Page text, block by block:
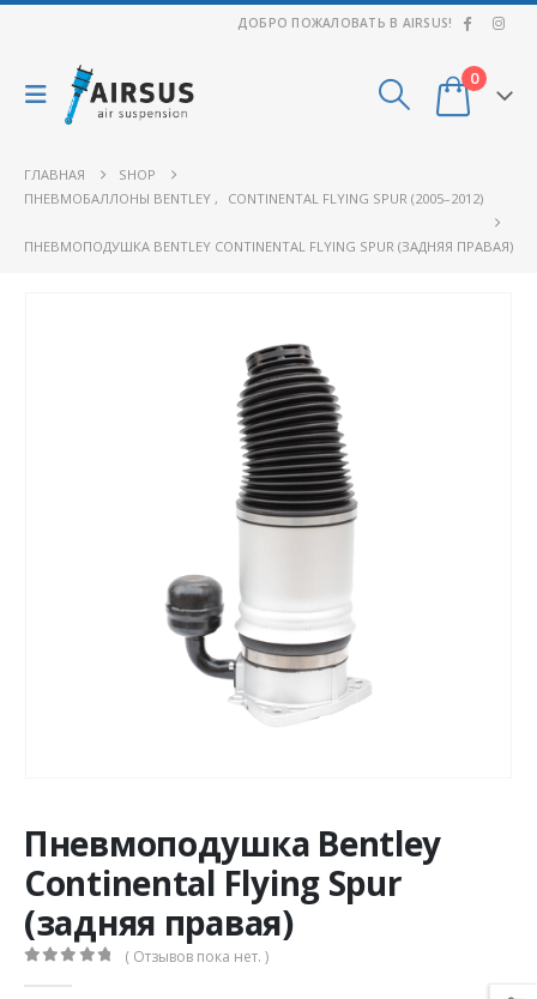
ДОБРО ПОЖАЛОВАТЬ В AIRSUS!
0
ГЛАВНАЯ
SHOP
ПНЕВМОБАЛЛОНЫ BENTLEY , CONTINENTAL FLYING SPUR (2005–2012)
ПНЕВМОПОДУШКА BENTLEY CONTINENTAL FLYING SPUR (ЗАДНЯЯ ПРАВАЯ)
Пневмоподушка Bentley
Continental Flying Spur
(задняя правая)
( Отзывов пока нет. )